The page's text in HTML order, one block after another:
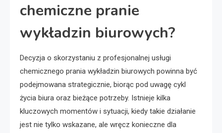
chemiczne pranie
wykładzin biurowych?
Decyzja o skorzystaniu z profesjonalnej usługi
chemicznego prania wykładzin biurowych powinna być
podejmowana strategicznie, biorąc pod uwagę cykl
życia biura oraz bieżące potrzeby. Istnieje kilka
kluczowych momentów i sytuacji, kiedy takie działanie
jest nie tylko wskazane, ale wręcz konieczne dla